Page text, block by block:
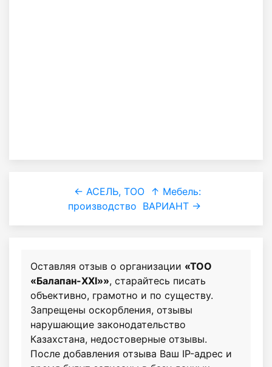
← АСЕЛЬ, ТОО ↑ Мебель:
производство ВАРИАНТ →
Оставляя отзыв о организации «ТОО
«Балапан-XXI»», старайтесь писать
объективно, грамотно и по существу.
Запрещены оскорбления, отзывы
нарушающие законодательство
Казахстана, недостоверные отзывы.
После добавления отзыва Ваш IP-адрес и